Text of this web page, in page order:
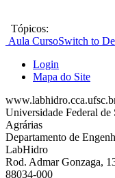
Tópicos:
Aula CursoSwitch to
Login
Mapa do Site
Universidade Federal de
Agrárias
Departamento de
LabHidro
Rod. Admar Gonzaga,
88034-000